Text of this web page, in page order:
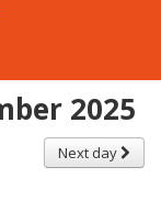
2025
Next day